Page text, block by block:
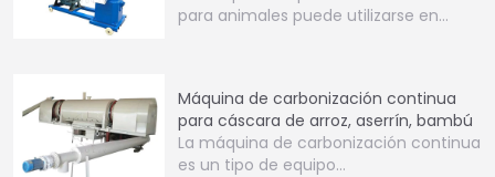
para animales puede utilizarse en…
Máquina de carbonización continua
para cáscara de arroz, aserrín, bambú
La máquina de carbonización continua
es un tipo de equipo…